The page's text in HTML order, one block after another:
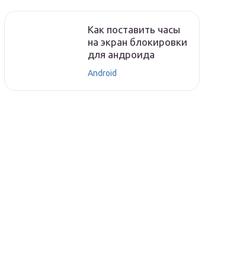
Как поставить часы
на экран блокировки
для андроида
Android